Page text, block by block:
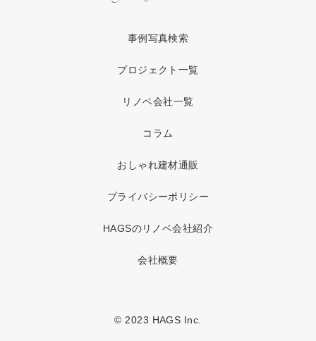
事例写真検索
プロジェクト一覧
リノベ会社一覧
コラム
おしゃれ建材通販
プライバシーポリシー
HAGSのリノベ会社紹介
会社概要
© 2023 HAGS Inc.